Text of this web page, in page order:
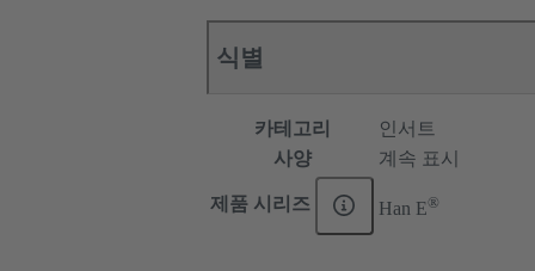
식별
카테고리
인서트
사양
계속 표시
제품 시리즈 Han E®